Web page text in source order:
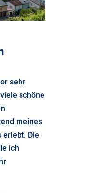
sehr
schöne
meines
erlebt. Die
ich